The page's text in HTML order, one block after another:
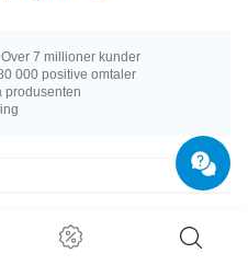
Over 7 millioner kunder
000 positive omtaler
produsenten
perfekte følgesvenn i enhver